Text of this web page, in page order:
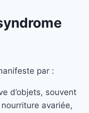
par :
d’objets, souvent
avariée,